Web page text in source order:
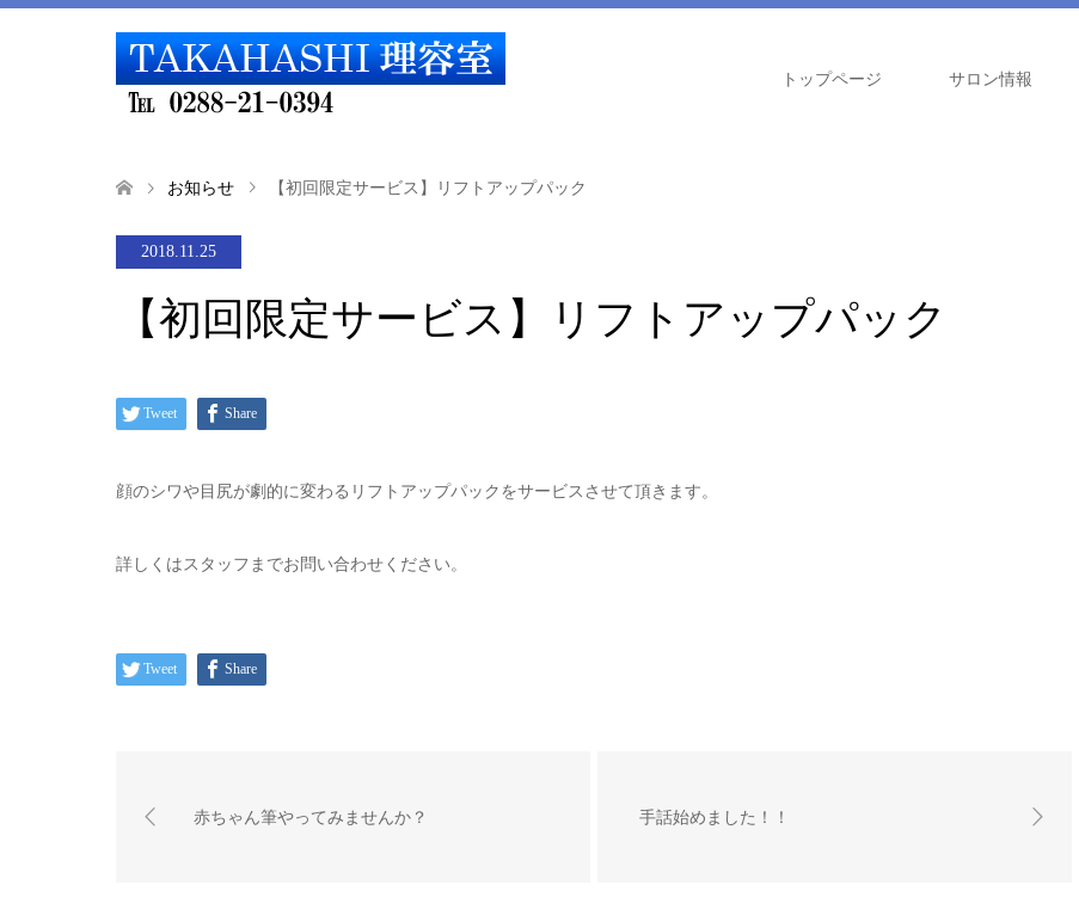
トップページ サロン情報
お知らせ 【初回限定サービス】リフトアップパック
2018.11.25
【初回限定サービス】リフトアップパック
Tweet Share
顔のシワや目尻が劇的に変わるリフトアップパックをサービスさせて頂きます。
詳しくはスタッフまでお問い合わせください。
Tweet Share
赤ちゃん筆やってみませんか？ 手話始めました！！